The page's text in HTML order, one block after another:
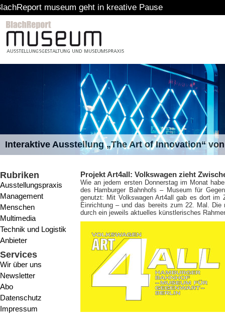
geht in kreative Pause
Interaktive Ausstellung „The Art of Innovation“
Rubriken
Ausstellungspraxis
Management
Menschen
Multimedia
Technik und Logistik
Anbieter
Services
Wir über uns
Newsletter
Abo
Datenschutz
Impressum
Projekt Art4all: Volkswagen zieht
Wie an jedem ersten Donnerstag im Monat
des Hamburger Bahnhofs – Museum für
genutzt: Mit Volkswagen Art4all gab es dort
Einrichtung – und das bereits zum 22. Mal.
durch ein jeweils aktuelles künstlerisches